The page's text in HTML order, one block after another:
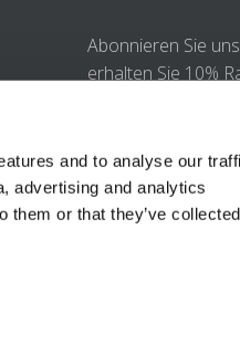
and to analyse our
advertising and analytics
them or that they’ve collected
Abonnieren Sie
erhalten Sie 10%
Ich stimme der